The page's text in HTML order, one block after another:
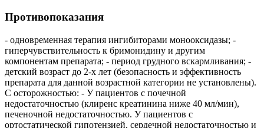
Противопоказания
- одновременная терапия ингибиторами монооксидазы; -
гиперчувствительность к бримонидину и другим
компонентам препарата; - период грудного вскармливания; -
детский возраст до 2-х лет (безопасность и эффективность
препарата для данной возрастной категории не установлены).
С осторожностью: - У пациентов с почечной
недостаточностью (клиренс креатинина ниже 40 мл/мин),
печеночной недостаточностью. У пациентов с
ортостатической гипотензией, сердечной недостаточностью и